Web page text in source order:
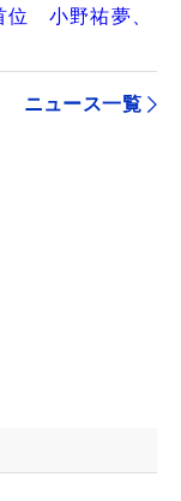
位 小野祐夢、
ニュース一覧